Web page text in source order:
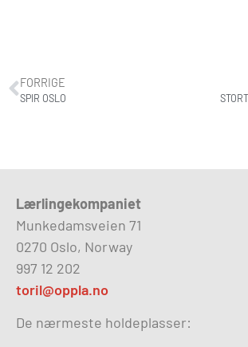
FORRIGE
SPIR OSLO
Lærlingekompaniet
Munkedamsveien 71
0270 Oslo, Norway
997 12 202
toril@oppla.no
De nærmeste holdeplasser: